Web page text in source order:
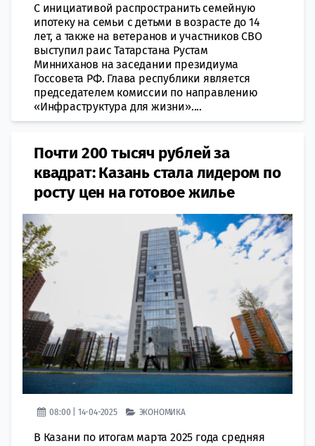
С инициативой распространить семейную
ипотеку на семьи с детьми в возрасте до 14
лет, а также на ветеранов и участников СВО
выступил раис Татарстана Рустам
Минниханов на заседании президиума
Госсовета РФ. Глава республики является
председателем комиссии по направлению
«Инфраструктура для жизни»....
Почти 200 тысяч рублей за
квадрат: Казань стала лидером по
росту цен на готовое жилье
08:00 | 14-04-2025 ЭКОНОМИКА
В Казани по итогам марта 2025 года средняя